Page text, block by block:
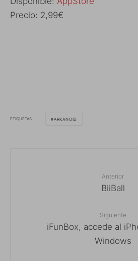
Precio: 2,99€
ETIQUETAS ARKANOID
Anterior
BiiBall
Siguiente
iFunBox, accede al
Windows